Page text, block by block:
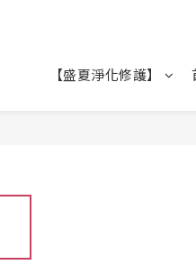
【盛夏淨化修護】